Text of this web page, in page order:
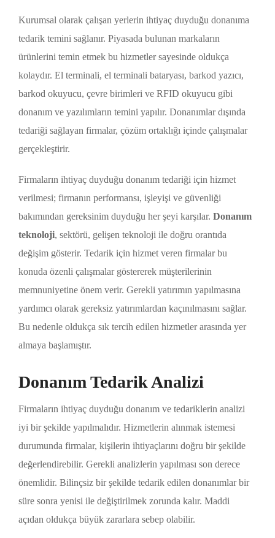
Kurumsal olarak çalışan yerlerin ihtiyaç duyduğu donanıma
tedarik temini sağlanır. Piyasada bulunan markaların
ürünlerini temin etmek bu hizmetler sayesinde oldukça
kolaydır. El terminali, el terminali bataryası, barkod yazıcı,
barkod okuyucu, çevre birimleri ve RFID okuyucu gibi
donanım ve yazılımların temini yapılır. Donanımlar dışında
tedariği sağlayan firmalar, çözüm ortaklığı içinde çalışmalar
gerçekleştirir.
Firmaların ihtiyaç duyduğu donanım tedariği için hizmet
verilmesi; firmanın performansı, işleyişi ve güvenliği
bakımından gereksinim duyduğu her şeyi karşılar. Donanım
teknoloji, sektörü, gelişen teknoloji ile doğru orantıda
değişim gösterir. Tedarik için hizmet veren firmalar bu
konuda özenli çalışmalar göstererek müşterilerinin
memnuniyetine önem verir. Gerekli yatırımın yapılmasına
yardımcı olarak gereksiz yatırımlardan kaçınılmasını sağlar.
Bu nedenle oldukça sık tercih edilen hizmetler arasında yer
almaya başlamıştır.
Donanım Tedarik Analizi
Firmaların ihtiyaç duyduğu donanım ve tedariklerin analizi
iyi bir şekilde yapılmalıdır. Hizmetlerin alınmak istemesi
durumunda firmalar, kişilerin ihtiyaçlarını doğru bir şekilde
değerlendirebilir. Gerekli analizlerin yapılması son derece
önemlidir. Bilinçsiz bir şekilde tedarik edilen donanımlar bir
süre sonra yenisi ile değiştirilmek zorunda kalır. Maddi
açıdan oldukça büyük zararlara sebep olabilir.